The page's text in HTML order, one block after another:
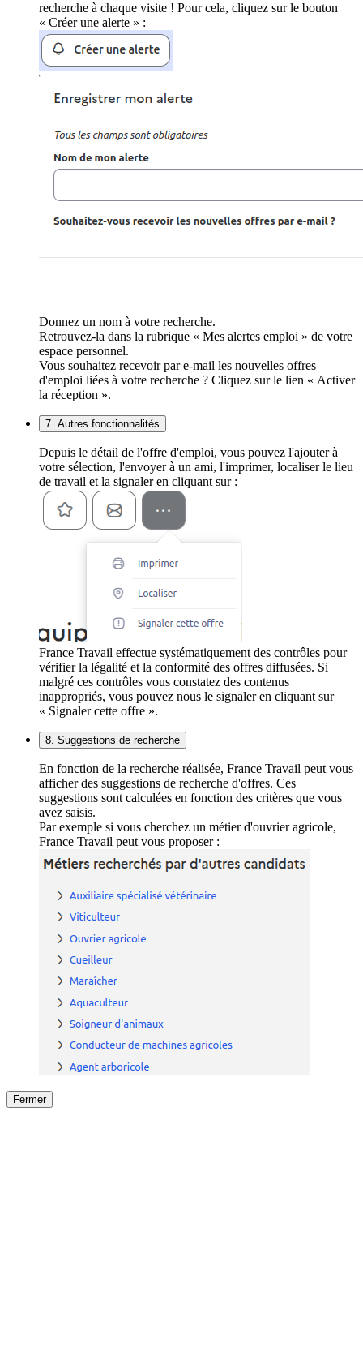
recherche à chaque visite ! Pour cela, cliquez sur le bouton
« Créer une alerte » :
Donnez un nom à votre recherche.
Retrouvez-la dans la rubrique « Mes alertes emploi » de votre
espace personnel.
Vous souhaitez recevoir par e-mail les nouvelles offres
d'emploi liées à votre recherche ? Cliquez sur le lien « Activer
la réception ».
7. Autres fonctionnalités
Depuis le détail de l'offre d'emploi, vous pouvez l'ajouter à
votre sélection, l'envoyer à un ami, l'imprimer, localiser le lieu
de travail et la signaler en cliquant sur :
France Travail effectue systématiquement des contrôles pour
vérifier la légalité et la conformité des offres diffusées. Si
malgré ces contrôles vous constatez des contenus
inappropriés, vous pouvez nous le signaler en cliquant sur
« Signaler cette offre ».
8. Suggestions de recherche
En fonction de la recherche réalisée, France Travail peut vous
afficher des suggestions de recherche d'offres. Ces
suggestions sont calculées en fonction des critères que vous
avez saisis.
Par exemple si vous cherchez un métier d'ouvrier agricole,
France Travail peut vous proposer :
Fermer